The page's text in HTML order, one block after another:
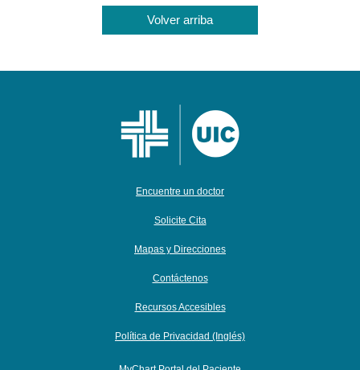
Volver arriba
Encuentre un doctor
Solicite Cita
Mapas y Direcciones
Contáctenos
Recursos Accesibles
Política de Privacidad (Inglés)